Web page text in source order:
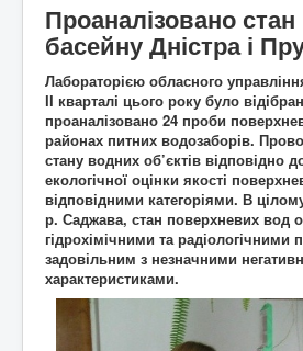
Діячі
Постаті війни
Архітектура
Відео
ПодіїКоли то було
Історична мандрівка
Онлайн трансляції
ВідеоПогляд згори
Додати блогЛюбителям
Галицькі рагулі
НаболілеПіднімаємо
Роздуми за кавоюМрії та
РізнеРізнокаліберно
Порадник
сучасний"
Галичфест
Фестивалимо
Контакти
Гукніть
Проаналізовано
басейну Дністра і
Лабораторією обласного
ІІ кварталі цього року було
проаналізовано 24 проби
районах питних водозаборів.
стану водних об’єктів відповідно
екологічної оцінки якості
відповідними категоріями. В
р. Саджава, стан поверхневих вод
гідрохімічними та радіологічними
задовільним з незначними
характеристиками.